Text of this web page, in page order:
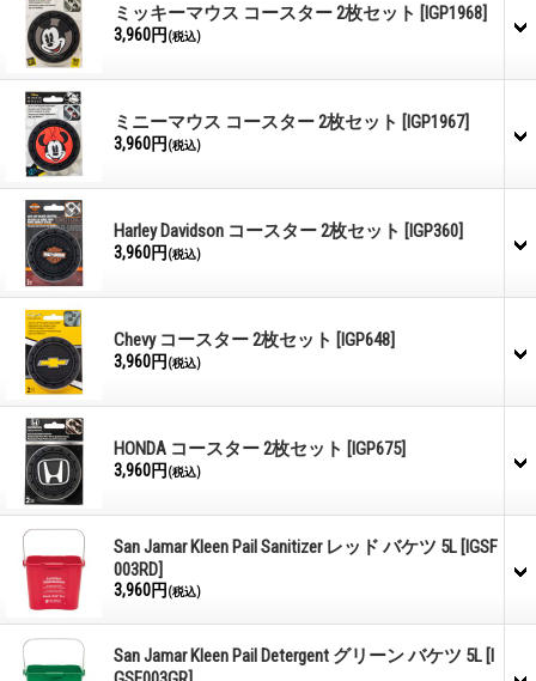
ミッキーマウス コースター 2枚セット [IGP1968]
3,960円 (税込)
ミニーマウス コースター 2枚セット [IGP1967]
3,960円 (税込)
Harley Davidson コースター 2枚セット [IGP360]
3,960円 (税込)
Chevy コースター 2枚セット [IGP648]
3,960円 (税込)
HONDA コースター 2枚セット [IGP675]
3,960円 (税込)
San Jamar Kleen Pail Sanitizer レッド バケツ 5L [IGSF
003RD]
3,960円 (税込)
San Jamar Kleen Pail Detergent グリーン バケツ 5L [I